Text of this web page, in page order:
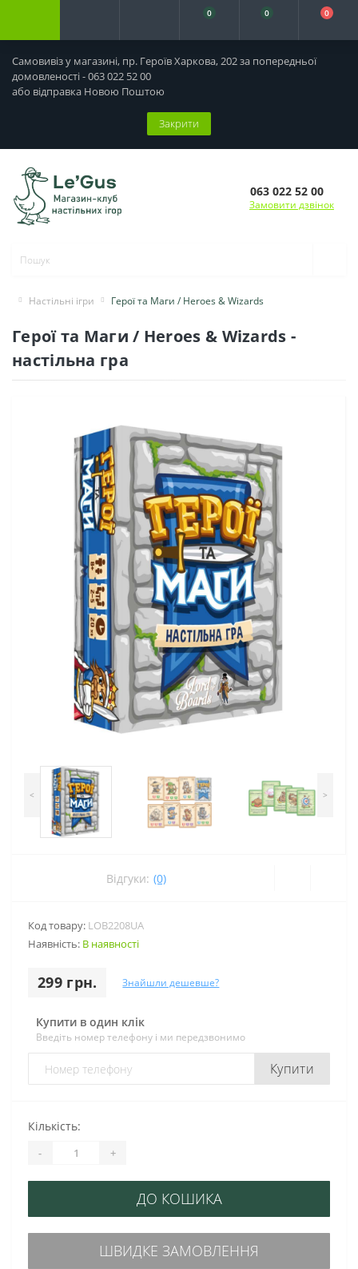
Самовивіз у магазині, пр. Героїв Харкова, 202 за попередньої
домовленості - 063 022 52 00
або відправка Новою Поштою
Закрити
0 0 0
063 022 52 00
Замовити дзвінок
Настільні ігри Герої та Маги / Heroes & Wizards
Герої та Маги / Heroes & Wizards -
настільна гра
< >
Відгуки: (0)
Код товару: LOB2208UA
Наявність: В наявності
299 грн. Знайшли дешевше?
Купити в один клік
Введіть номер телефону і ми передзвонимо
Купити
Кількість:
- +
ДО КОШИКА
ШВИДКЕ ЗАМОВЛЕННЯ